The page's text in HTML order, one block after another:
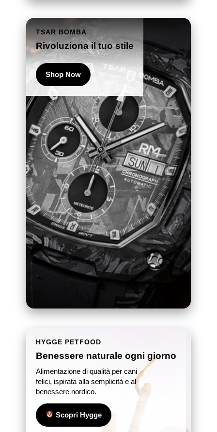
TSAR BOMBA
Rivoluziona il tuo stile
Shop Now
HYGGE PETFOOD
Benessere naturale ogni giorno
Alimentazione di qualità per cani
felici, ispirata alla semplicità e al
benessere nordico.
Scopri Hygge